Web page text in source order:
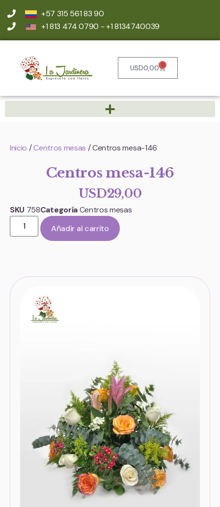
+57 315 561 83 90
+1 813 474 0790 - +1 8134740039
USD0,00 0
Inicio /Centros mesas / Centros mesa-146
Centros mesa-146
USD29,00
SKU 758CategoríaCentros mesas
Añadir al carrito